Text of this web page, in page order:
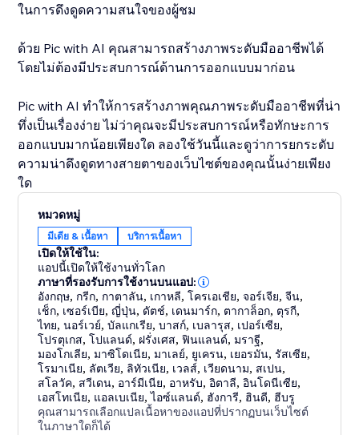
ในการดึงดูดความสนใจของผู้ชม
ด้วย Pic with AI คุณสามารถสร้างภาพระดับมืออาชีพได้
โดยไม่ต้องมีประสบการณ์ด้านการออกแบบมาก่อน
Pic with AI ทำให้การสร้างภาพคุณภาพระดับมืออาชีพที่น่า
ทึ่งเป็นเรื่องง่าย ไม่ว่าคุณจะมีประสบการณ์หรือทักษะการ
ออกแบบมากน้อยเพียงใด ลองใช้วันนี้และดูว่าการยกระดับ
ความน่าดึงดูดทางสายตาของเว็บไซต์ของคุณนั้นง่ายเพียง
ใด
หมวดหมู่
มีเดีย & เนื้อหา บริการเนื้อหา
เปิดให้ใช้ใน:
แอปนี้เปิดให้ใช้งานทั่วโลก
ภาษาที่รองรับการใช้งานบนแอป:
อังกฤษ, กรีก, กาตาลัน, เกาหลี,โครเอเชีย,จอร์เจีย,จีน,
เช็ก, เซอร์เบีย,ญี่ปุ่น, ดัตช์, เดนมาร์ก, ตากาล็อก, ตุรกี,
ไทย,นอร์เวย์,บัลแกเรีย,บาสก์, เบลารุส, เปอร์เซีย,
โปรตุเกส,โปแลนด์, ฝรั่งเศส,ฟินแลนด์,มราฐี,
มองโกเลีย,มาซิโดเนีย,มาเลย์, ยูเครน, เยอรมัน,รัสเซีย,
โรมาเนีย, ลัตเวีย, ลิทัวเนีย, เวลส์, เวียดนาม, สเปน,
สโลวัค, สวีเดน, อาร์มีเนีย, อาหรับ,อิตาลี,อินโดนีเซีย,
เอสโทเนีย, แอลเบเนีย,ไอซ์แลนด์, ฮังการี, ฮินดี, ฮีบรู
คุณสามารถเลือกแปลเนื้อหาของแอปที่ปรากฏบนเว็บไซต์
ในภาษาใดก็ได้